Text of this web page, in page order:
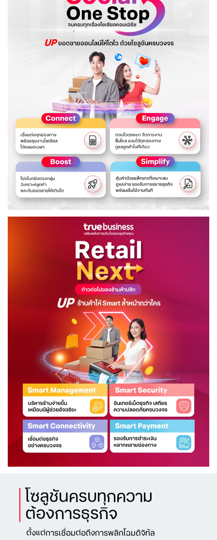
โซลูชันครบทุกความ
ต้องการธุรกิจ
ตั้งแต่การเชื่อมต่อถึงการพลิกโฉมดิจิทัล